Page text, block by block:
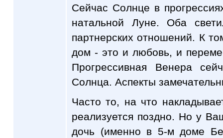
Сейчас Солнце в
натальной Луне. Оба
партнерских отношений. К
дом - это и любовь, и
Прогрессивная Венера
Солнца. Аспекты
Часто то, на что
реализуется поздно. Но у
дочь (именно в 5-м доме